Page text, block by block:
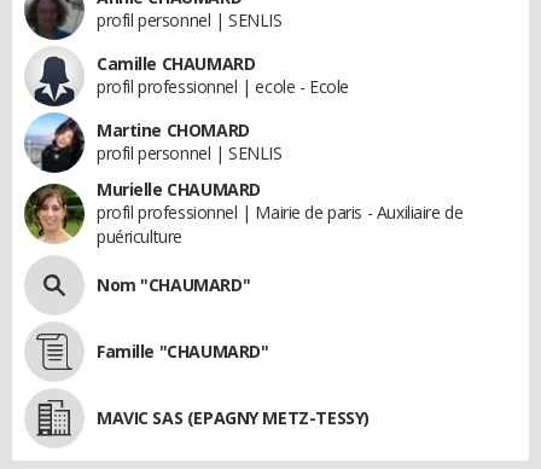
profil personnel | SENLIS
Camille CHAUMARD
profil professionnel | ecole - Ecole
Martine CHOMARD
profil personnel | SENLIS
Murielle CHAUMARD
profil professionnel | Mairie de paris - Auxiliaire de
puériculture
Nom "CHAUMARD"
Famille "CHAUMARD"
MAVIC SAS (EPAGNY METZ-TESSY)